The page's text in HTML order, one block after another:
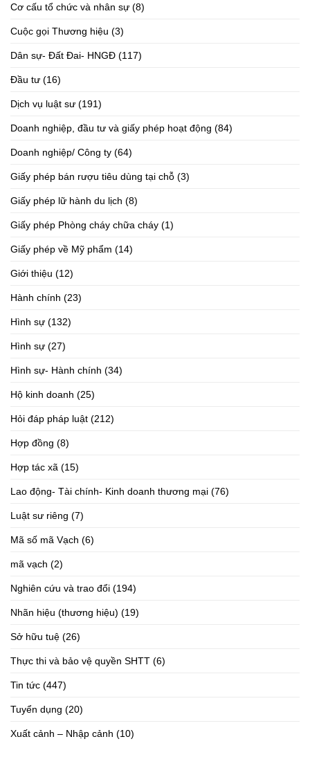
Cơ cấu tổ chức và nhân sự (8)
Cuộc gọi Thương hiệu (3)
Dân sự- Đất Đai- HNGĐ (117)
Đầu tư (16)
Dịch vụ luật sư (191)
Doanh nghiệp, đầu tư và giấy phép hoạt động (84)
Doanh nghiệp/ Công ty (64)
Giấy phép bán rượu tiêu dùng tại chỗ (3)
Giấy phép lữ hành du lịch (8)
Giấy phép Phòng cháy chữa cháy (1)
Giấy phép về Mỹ phẩm (14)
Giới thiệu (12)
Hành chính (23)
Hình sự (132)
Hình sự (27)
Hình sự- Hành chính (34)
Hộ kinh doanh (25)
Hỏi đáp pháp luật (212)
Hợp đồng (8)
Hợp tác xã (15)
Lao động- Tài chính- Kinh doanh thương mại (76)
Luật sư riêng (7)
Mã số mã Vạch (6)
mã vạch (2)
Nghiên cứu và trao đổi (194)
Nhãn hiệu (thương hiệu) (19)
Sở hữu tuệ (26)
Thực thi và bảo vệ quyền SHTT (6)
Tin tức (447)
Tuyển dụng (20)
Xuất cảnh – Nhập cảnh (10)